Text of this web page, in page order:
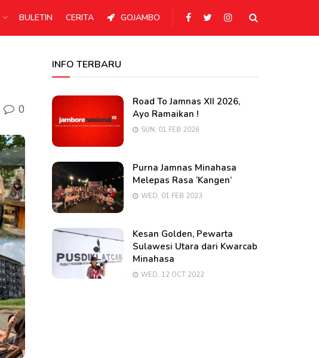
BULETIN CERITA GOJAMBO
0
INFO TERBARU
Road To Jamnas XII 2026,
Ayo Ramaikan !
SUN, 01 FEB 2026
Purna Jamnas Minahasa
Melepas Rasa ‘Kangen’
WED, 01 FEB 2023
Kesan Golden, Pewarta
Sulawesi Utara dari Kwarcab
Minahasa
WED, 12 OCT 2022